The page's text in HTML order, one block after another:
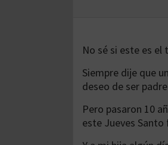
No sé si este es
Siempre dije que
deseo de ser
Pero pasaron 10
este Jueves Santo